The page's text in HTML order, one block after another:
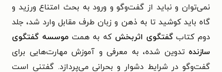
نمی‌توان و نباید از گفت‌وگو و ورود به بحث امتناع ورزید و
گاه باید کوشید تا به ذهن و زبان طرف مقابل وارد شد، جلد
دوم کتابگفتگوی اثربخش که به همتموسسه گفتگوی
سازنده تدوین شده، به معرفی و آموزش مهارت‌هایی برای
گفت‌وگو در شرایط دشوار و بحرانی می‌پردازد. گفتنی است